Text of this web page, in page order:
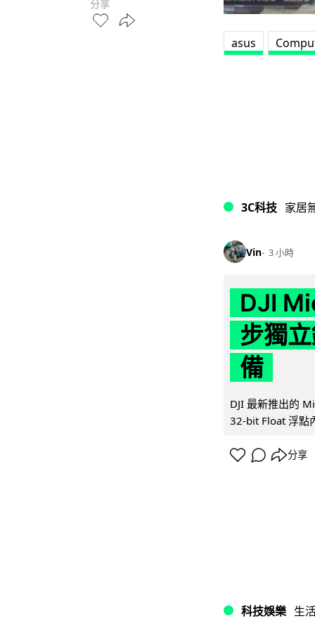
分享
asus
3C科技 家居
Vin 3 小時
DJI
步獨
備
DJI 最新推出的
32-bit Float 浮點
分享
科技娛樂 生